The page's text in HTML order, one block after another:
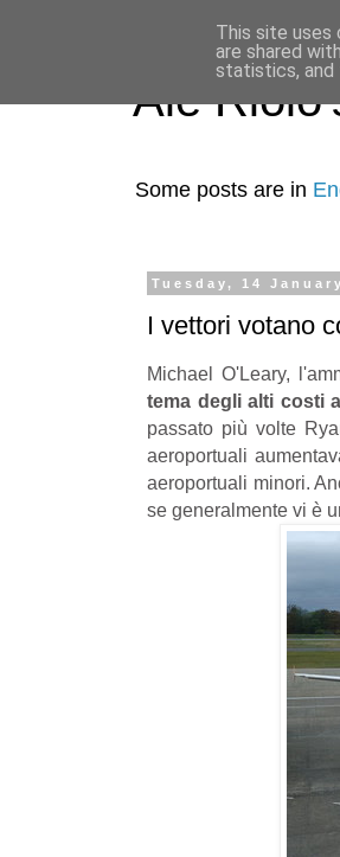
Ale
Some posts are in
Tuesday, 14
I vettori votano
Michael O'Leary,
tema degli alti costi
passato più volte
aeroportuali
aeroportuali minori.
se generalmente vi è
This site uses
are shared
statistics, and